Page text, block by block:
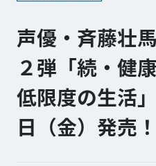
声優・斉藤壮
２弾「続・健
低限度の生活
日（金）発売！